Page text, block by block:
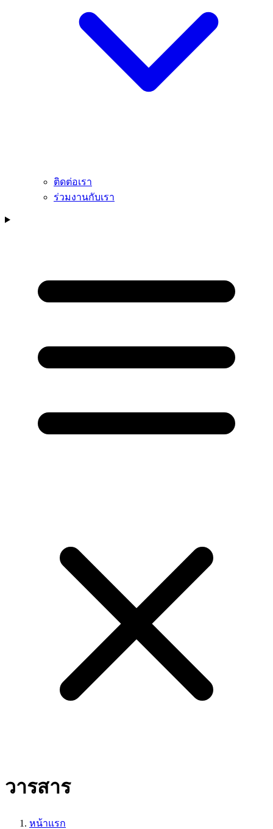
ติดต่อเรา
ร่วมงานกับเรา
วารสาร
หน้าแรก